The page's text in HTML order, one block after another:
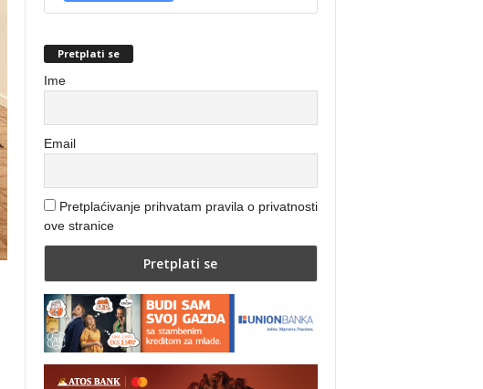
Pretplati se
Ime
Email
Pretplaćivanje prihvatam pravila o privatnosti
ove stranice